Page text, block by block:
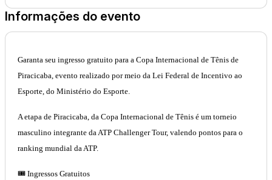
Informações do evento
Garanta seu ingresso gratuito para a Copa Internacional de Tênis de
Piracicaba, evento realizado por meio da Lei Federal de Incentivo ao
Esporte, do Ministério do Esporte.
A etapa de Piracicaba, da Copa Internacional de Tênis é um torneio
masculino integrante da ATP Challenger Tour, valendo pontos para o
ranking mundial da ATP.
🎟️ Ingressos Gratuitos